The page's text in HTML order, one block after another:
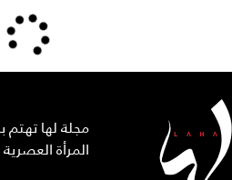
مجلة لها
المرأة